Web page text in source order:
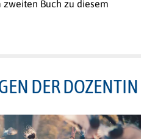
Buch zu diesem
DER DOZENTIN